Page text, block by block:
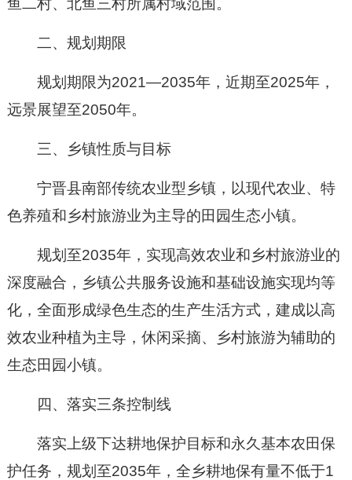
鱼二村、北鱼三村所属村域范围。
二、规划期限
规划期限为2021—2035年，近期至2025年，
远景展望至2050年。
三、乡镇性质与目标
宁晋县南部传统农业型乡镇，以现代农业、特
色养殖和乡村旅游业为主导的田园生态小镇。
规划至2035年，实现高效农业和乡村旅游业的
深度融合，乡镇公共服务设施和基础设施实现均等
化，全面形成绿色生态的生产生活方式，建成以高
效农业种植为主导，休闲采摘、乡村旅游为辅助的
生态田园小镇。
四、落实三条控制线
落实上级下达耕地保护目标和永久基本农田保
护任务，规划至2035年，全乡耕地保有量不低于1